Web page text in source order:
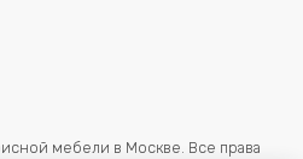
мебели в Москве. Все права